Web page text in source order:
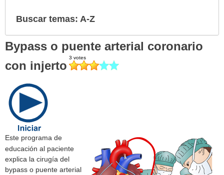
Buscar temas: A-Z
Bypass o puente arterial coronario
con injerto
Este programa de
educación al paciente
explica la cirugía del
bypass o puente arterial